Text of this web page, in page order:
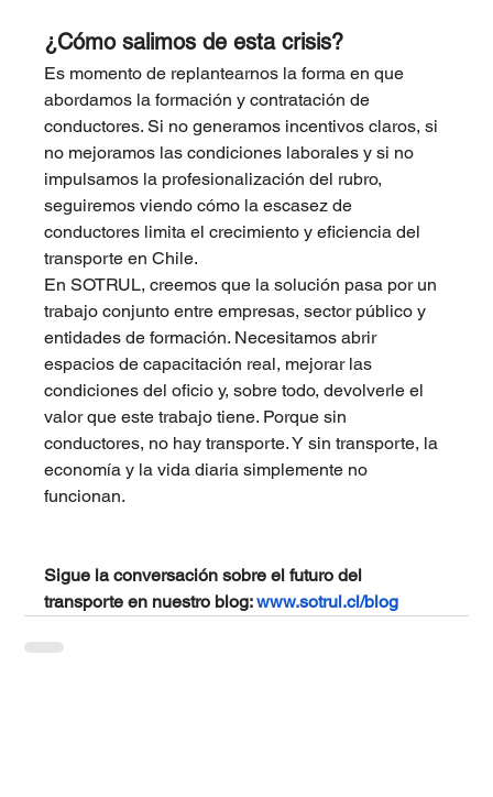
¿Cómo salimos de esta crisis?
Es momento de replantearnos la forma en que
abordamos la formación y contratación de
conductores. Si no generamos incentivos claros, si
no mejoramos las condiciones laborales y si no
impulsamos la profesionalización del rubro,
seguiremos viendo cómo la escasez de
conductores limita el crecimiento y eficiencia del
transporte en Chile.
En SOTRUL, creemos que la solución pasa por un
trabajo conjunto entre empresas, sector público y
entidades de formación. Necesitamos abrir
espacios de capacitación real, mejorar las
condiciones del oficio y, sobre todo, devolverle el
valor que este trabajo tiene. Porque sin
conductores, no hay transporte. Y sin transporte, la
economía y la vida diaria simplemente no
funcionan.
Sigue la conversación sobre el futuro del
transporte en nuestro blog: www.sotrul.cl/blog